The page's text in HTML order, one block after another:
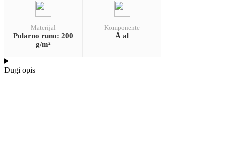
Materijal
Polarno runo: 200
g/m²
Komponente
Å al
Dugi opis